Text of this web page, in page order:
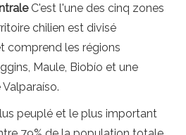
C'est l'une des cinq zones
chilien est divisé
comprend les régions
Maule, Biobío et une
peuplé et le plus important